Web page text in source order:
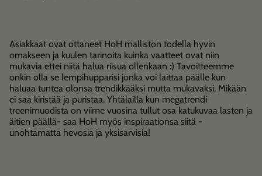
Asiakkaat ovat ottaneet HoH malliston todella hyvin
omakseen ja kuulen tarinoita kuinka vaatteet ovat niin
mukavia ettei niitä halua riisua ollenkaan :) Tavoitteemme
onkin olla se lempihupparisi jonka voi laittaa päälle kun
haluaa tuntea olonsa trendikkääksi mutta mukavaksi. Mikään
ei saa kiristää ja puristaa. Yhtälailla kun megatrendi
treenimuodista on viime vuosina tullut osa katukuvaa lasten ja
äitien päällä- saa HoH myös inspiraationsa siitä -
unohtamatta hevosia ja yksisarvisia!